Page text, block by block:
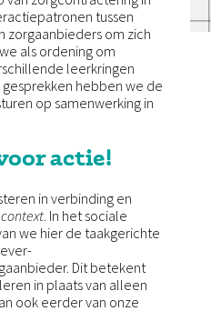
tussen
zorgaanbieders om zich
als ordening om
leerkringen
hebben we de
op samenwerking in
actie!
in verbinding en
context. In het sociale
we hier de taakgerichte
Dit betekent
in plaats van alleen
ook eerder van onze